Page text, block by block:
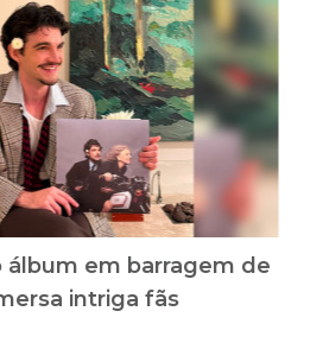
álbum em barragem de
intriga fãs